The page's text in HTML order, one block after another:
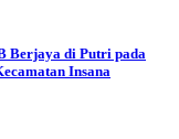
Berjaya di Putri pada
Insana